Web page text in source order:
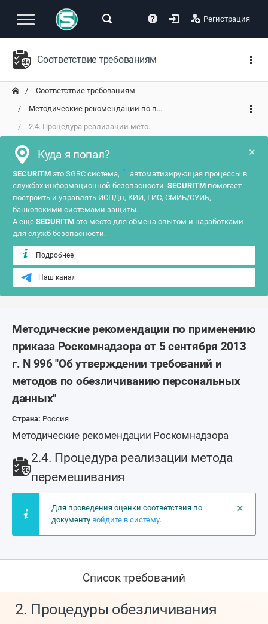
Регистрация
Соответствие требованиям
Соответствие требованиям
Методические рекомендации по п...
2.4. Процедура реализации мето...
×
Куда я попал?
SECURITM это SGRC система, ?
автоматизирующая процессы в
службах информационной безопасности. SECURITM помогает
построить и управлять ИСПДн, КИИ, ГИС, СМИБ/СУИБ,
банковскими системами защиты.
А еще SECURITM это место для обмена опытом и наработками
для служб безопасности.
Подробнее
Наш канал
Методические рекомендации по применению
приказа Роскомнадзора от 5 сентября 2013
г. N 996 "Об утверждении требований и
методов по обезличиванию персональных
данных"
Страна: Россия
Методические рекомендации Роскомнадзора
2.4. Процедура реализации метода
перемешивания
×
Для проведения оценки соответствия по
документу войдите в систему.
Список требований
2. Процедуры обезличивания